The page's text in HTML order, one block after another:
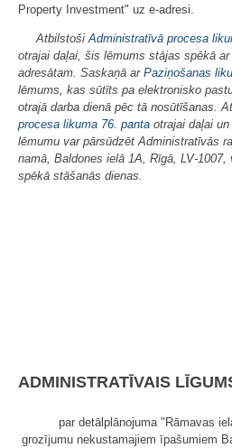
Property Investment" uz e-adresi.
AtbilstošiAdministratīvā procesa
otrajai daļai, šis lēmums stājas spēkā
adresātam. Saskaņā ar Paziņošanas
lēmums, kas sūtīts pa elektronisko
otrajā darba dienā pēc tā nosūtīšanas.
procesa likuma 76. panta otrajai daļai un
lēmumu var pārsūdzēt Administratīvās
namā, Baldones ielā 1A, Rīgā, LV-
spēkā stāšanās dienas.
ADMINISTRATĪVAIS
par detālplānojuma "Rāmavas
grozījumu nekustamajiem īpašumiem